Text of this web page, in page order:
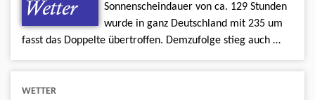
Sonnenscheindauer von ca. 129 Stunden
wurde in ganz Deutschland mit 235 um
fasst das Doppelte übertroffen. Demzufolge stieg auch …
WETTER